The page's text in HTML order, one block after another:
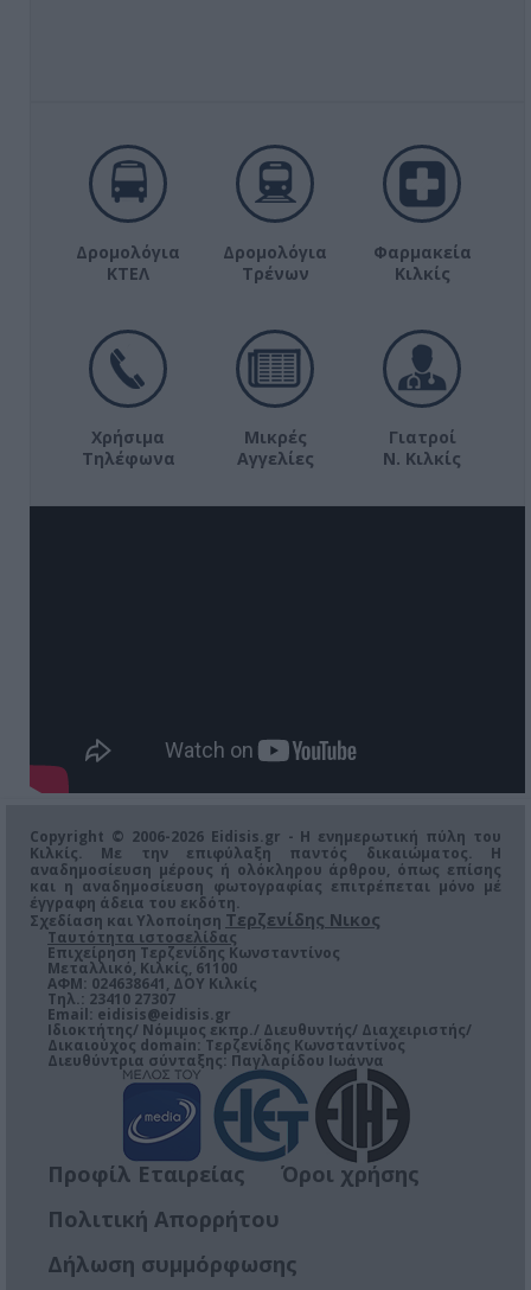
Δρομολόγια
ΚΤΕΛ
Δρομολόγια
Τρένων
Φαρμακεία
Κιλκίς
Χρήσιμα
Τηλέφωνα
Μικρές
Αγγελίες
Γιατροί
Ν. Κιλκίς
Copyright © 2006-2026 Eidisis.gr - Η ενημερωτική πύλη του
Κιλκίς. Με την επιφύλαξη παντός δικαιώματος. Η
αναδημοσίευση μέρους ή ολόκληρου άρθρου, όπως επίσης
και η αναδημοσίευση φωτογραφίας επιτρέπεται μόνο μέ
έγγραφη άδεια του εκδότη.
Σχεδίαση και Υλοποίηση Τερζενίδης Νικος
Ταυτότητα ιστοσελίδας
Επιχείρηση Τερζενίδης Κωνσταντίνος
Μεταλλικό, Κιλκίς, 61100
ΑΦΜ: 024638641, ΔΟΥ Κιλκίς
Τηλ.: 23410 27307
Email: eidisis@eidisis.gr
Ιδιοκτήτης/ Νόμιμος εκπρ./ Διευθυντής/ Διαχειριστής/
Δικαιούχος domain: Τερζενίδης Κωνσταντίνος
Διευθύντρια σύνταξης: Παγλαρίδου Ιωάννα
Προφίλ Εταιρείας
Όροι χρήσης
Πολιτική Απορρήτου
Δήλωση συμμόρφωσης